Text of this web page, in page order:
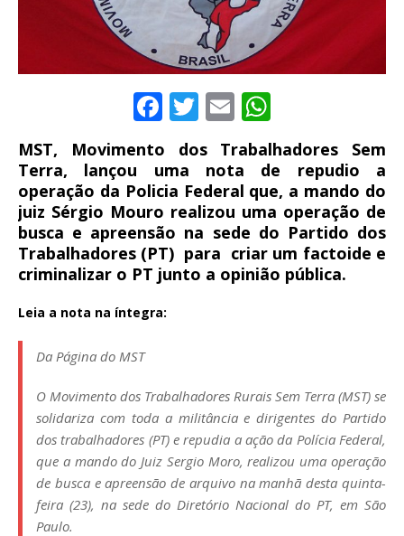
F
c
e
b
o
o
T
w
it
te
r
E
m
ai
l
h
at
s
A
p
p
MST, Movimento dos Trabalhadores Sem
Terra, lançou uma nota de repudio a
operação da Policia Federal que, a mando do
juiz Sérgio Mouro realizou uma operação de
busca e apreensão na sede do Partido dos
Trabalhadores (PT) para criar um factoide e
criminalizar o PT junto a opinião pública.
Leia a nota na íntegra:
Da Página do MST
O Movimento dos Trabalhadores Rurais Sem Terra (MST) se
solidariza com toda a militância e dirigentes do Partido
dos trabalhadores (PT) e repudia a ação da Polícia Federal,
que a mando do Juiz Sergio Moro, realizou uma operação
de busca e apreensão de arquivo na manhã desta quinta-
feira (23), na sede do Diretório Nacional do PT, em São
Paulo.